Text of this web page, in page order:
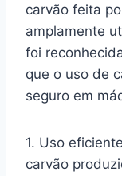
carvão feita
amplamente
foi
que o uso de
seguro em
1. Uso
carvão